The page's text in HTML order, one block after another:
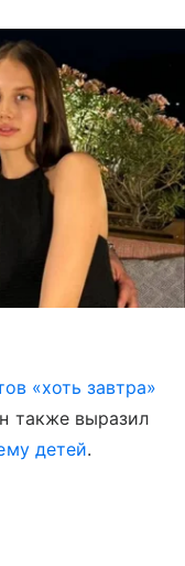
«хоть завтра»
также выразил
детей.